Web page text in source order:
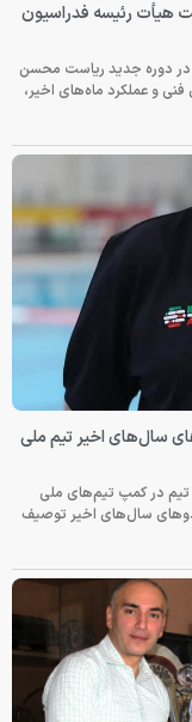
هیأت رئیسه فدراسیون
دوره جدید ریاست محسن
و عملکرد ماه‌های اخیر،
سال‌های اخیر تیم ملی
تیم در کمپ تیم‌های ملی
سال‌های اخیر توصیف